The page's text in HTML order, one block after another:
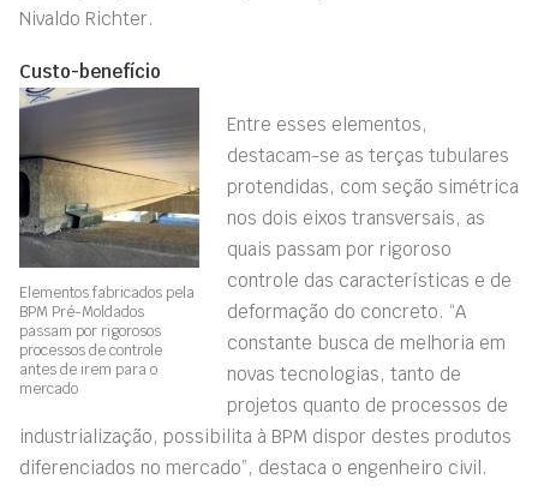
Nivaldo Richter.
Custo-benefício
Elementos fabricados pela
BPM Pré-Moldados
passam por rigorosos
processos de controle
antes de irem para o
mercado
Entre esses elementos,
destacam-se as terças tubulares
protendidas, com seção simétrica
nos dois eixos transversais, as
quais passam por rigoroso
controle das características e de
deformação do concreto. “A
constante busca de melhoria em
novas tecnologias, tanto de
projetos quanto de processos de
industrialização, possibilita à BPM dispor destes produtos
diferenciados no mercado”, destaca o engenheiro civil.